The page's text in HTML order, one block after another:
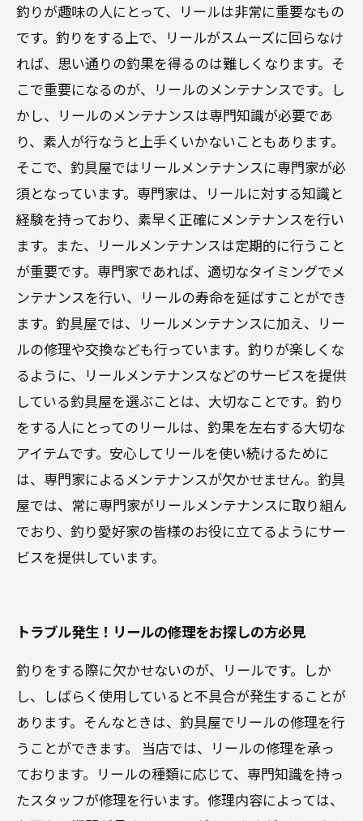
釣りが趣味の人にとって、リールは非常に重要なもの
です。釣りをする上で、リールがスムーズに回らなけ
れば、思い通りの釣果を得るのは難しくなります。そ
こで重要になるのが、リールのメンテナンスです。し
かし、リールのメンテナンスは専門知識が必要であ
り、素人が行なうと上手くいかないこともあります。
そこで、釣具屋ではリールメンテナンスに専門家が必
須となっています。専門家は、リールに対する知識と
経験を持っており、素早く正確にメンテナンスを行い
ます。また、リールメンテナンスは定期的に行うこと
が重要です。専門家であれば、適切なタイミングでメ
ンテナンスを行い、リールの寿命を延ばすことができ
ます。釣具屋では、リールメンテナンスに加え、リー
ルの修理や交換なども行っています。釣りが楽しくな
るように、リールメンテナンスなどのサービスを提供
している釣具屋を選ぶことは、大切なことです。釣り
をする人にとってのリールは、釣果を左右する大切な
アイテムです。安心してリールを使い続けるために
は、専門家によるメンテナンスが欠かせません。釣具
屋では、常に専門家がリールメンテナンスに取り組ん
でおり、釣り愛好家の皆様のお役に立てるようにサー
ビスを提供しています。
トラブル発生！リールの修理をお探しの方必見
釣りをする際に欠かせないのが、リールです。しか
し、しばらく使用していると不具合が発生することが
あります。そんなときは、釣具屋でリールの修理を行
うことができます。 当店では、リールの修理を承っ
ております。リールの種類に応じて、専門知識を持っ
たスタッフが修理を行います。修理内容によっては、